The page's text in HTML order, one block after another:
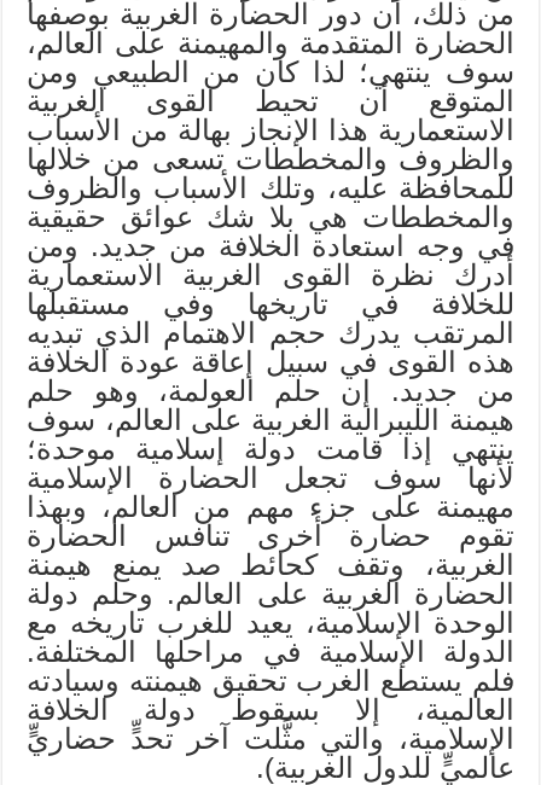
من ذلك، أن دور الحضارة الغربية بوصفها
الحضارة المتقدمة والمهيمنة على العالم،
سوف ينتهي؛ لذا كان من الطبيعي ومن
المتوقع أن تحيط القوى الغربية
الاستعمارية هذا الإنجاز بهالة من الأسباب
والظروف والمخططات تسعى من خلالها
للمحافظة عليه، وتلك الأسباب والظروف
والمخططات هي بلا شك عوائق حقيقية
في وجه استعادة الخلافة من جديد. ومن
أدرك نظرة القوى الغربية الاستعمارية
للخلافة في تاريخها وفي مستقبلها
المرتقب يدرك حجم الاهتمام الذي تبديه
هذه القوى في سبيل إعاقة عودة الخلافة
من جديد. إن حلم العولمة، وهو حلم
هيمنة الليبرالية الغربية على العالم، سوف
ينتهي إذا قامت دولة إسلامية موحدة؛
لأنها سوف تجعل الحضارة الإسلامية
مهيمنة على جزء مهم من العالم، وبهذا
تقوم حضارة أخرى تنافس الحضارة
الغربية، وتقف كحائط صد يمنع هيمنة
الحضارة الغربية على العالم. وحلم دولة
الوحدة الإسلامية، يعيد للغرب تاريخه مع
الدولة الإسلامية في مراحلها المختلفة.
فلم يستطع الغرب تحقيق هيمنته وسيادته
العالمية، إلا بسقوط دولة الخلافة
الإسلامية، والتي مثَّلت آخر تحدٍّ حضاريٍّ
عالميٍّ للدول الغربية).